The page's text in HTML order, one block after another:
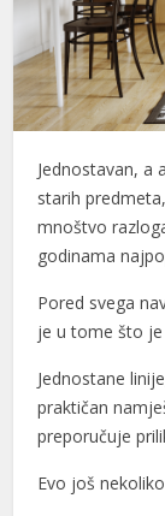
Jednostavan, a
starih
mnoštvo
godinama
Pored svega
je u tome što
Jednostane
praktičan
preporučuje
Evo još